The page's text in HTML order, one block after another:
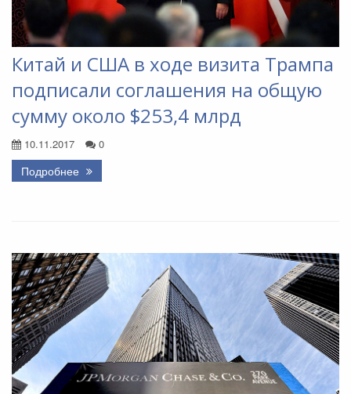
Китай и США в ходе визита Трампа
подписали соглашения на общую
сумму около $253,4 млрд
10.11.2017 0
Подробнее